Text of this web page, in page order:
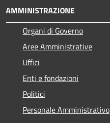
AMMINISTRAZIONE
Organi di Governo
Aree Amministrative
Uffici
Enti e fondazioni
Politici
Personale Amministrativo